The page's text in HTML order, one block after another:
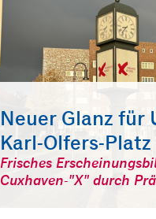
Neuer Glanz für
Karl-Olfers-Platz
Frisches
Cuxhaven-"X" durch